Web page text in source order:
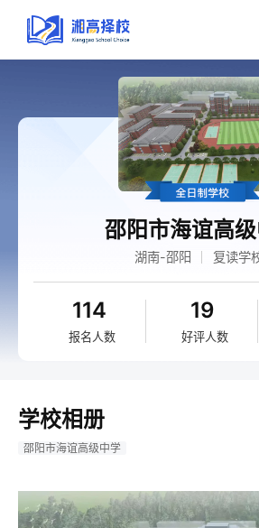
邵阳市海谊高
湖南-邵阳 复读学
114
报名人数
19
好评人数
学校相册
邵阳市海谊高级中学